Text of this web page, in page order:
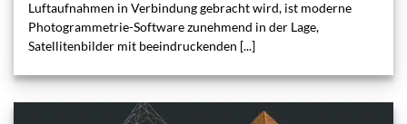
Luftaufnahmen in Verbindung gebracht wird, ist moderne
Photogrammetrie-Software zunehmend in der Lage,
Satellitenbilder mit beeindruckenden [...]